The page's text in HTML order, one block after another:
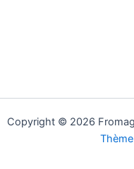
Copyright © 2026